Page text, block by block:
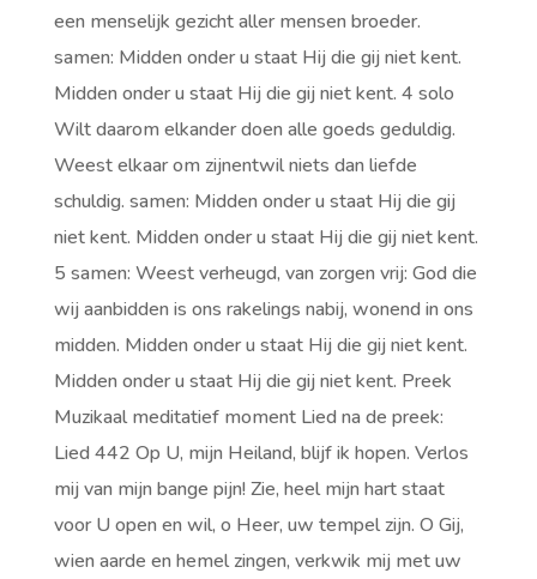
een menselijk gezicht aller mensen broeder.
samen: Midden onder u staat Hij die gij niet kent.
Midden onder u staat Hij die gij niet kent. 4 solo
Wilt daarom elkander doen alle goeds geduldig.
Weest elkaar om zijnentwil niets dan liefde
schuldig. samen: Midden onder u staat Hij die gij
niet kent. Midden onder u staat Hij die gij niet kent.
5 samen: Weest verheugd, van zorgen vrij: God die
wij aanbidden is ons rakelings nabij, wonend in ons
midden. Midden onder u staat Hij die gij niet kent.
Midden onder u staat Hij die gij niet kent. Preek
Muzikaal meditatief moment Lied na de preek:
Lied 442 Op U, mijn Heiland, blijf ik hopen. Verlos
mij van mijn bange pijn! Zie, heel mijn hart staat
voor U open en wil, o Heer, uw tempel zijn. O Gij,
wien aarde en hemel zingen, verkwik mij met uw